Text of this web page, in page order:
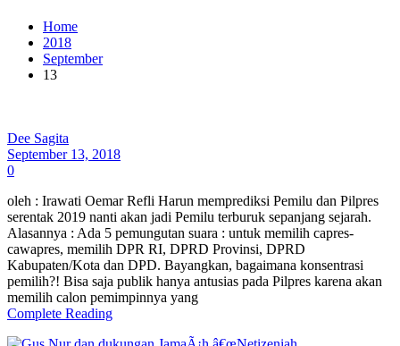
Home
2018
September
13
Dee Sagita
September 13, 2018
0
oleh : Irawati Oemar Refli Harun memprediksi Pemilu dan Pilpres
serentak 2019 nanti akan jadi Pemilu terburuk sepanjang sejarah.
Alasannya : Ada 5 pemungutan suara : untuk memilih capres-
cawapres, memilih DPR RI, DPRD Provinsi, DPRD
Kabupaten/Kota dan DPD. Bayangkan, bagaimana konsentrasi
pemilih?! Bisa saja publik hanya antusias pada Pilpres karena akan
memilih calon pemimpinnya yang
Complete Reading